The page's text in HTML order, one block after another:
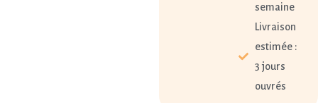
semaine
Livraison
estimée :
3 jours
ouvrés